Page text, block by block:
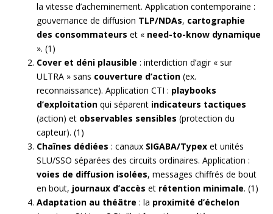
la vitesse d’acheminement. Application contemporaine :
gouvernance de diffusion TLP/NDAs, cartographie
des consommateurs et « need-to-know dynamique
». (1)
Cover et déni plausible : interdiction d’agir « sur
ULTRA » sans couverture d’action (ex.
reconnaissance). Application CTI : playbooks
d’exploitation qui séparent indicateurs tactiques
(action) et observables sensibles (protection du
capteur). (1)
Chaînes dédiées : canaux SIGABA/Typex et unités
SLU/SSO séparées des circuits ordinaires. Application :
voies de diffusion isolées, messages chiffrés de bout
en bout, journaux d’accès et rétention minimale. (1)
Adaptation au théâtre : la proximité d’échelon